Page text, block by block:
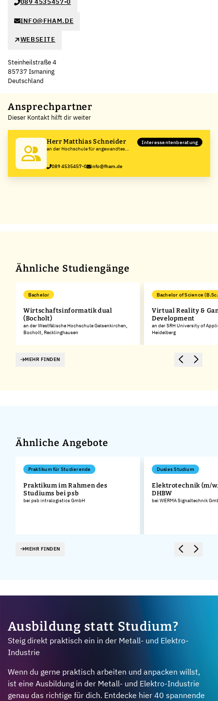
089 4535457-0
INFO@FHAM.DE
WEBSEITE
Steinheilstraße 4
85737 Ismaning
Deutschland
Ansprechpartner
Dieser Kontakt hilft dir weiter
Herr Matthias Schneider
an der Hochschule für angewandtes
Interessentenberatung
089 4535457-0 info@fham.de
Ähnliche Studiengänge
Bachelor
Wirtschaftsinformatik dual
(Bocholt)
an der Westfälische Hochschule Gelsenkirchen,
Bocholt, Recklinghausen
Bachelor of Science
Virtual Reality &
Development
an der SRH University of
Heidelberg
MEHR FINDEN
Ähnliche Angebote
Praktikum für Studierende
Praktikum im Rahmen des
Studiums bei psb
bei psb intralogistics GmbH
Duales Studium
Elektrotechnik (m/
DHBW
bei WERMA Signaltechnik
MEHR FINDEN
Ausbildung statt Studium?
Steig direkt praktisch ein in der Metall- und Elektro-
Industrie
Wenn du gerne praktisch arbeiten und anpacken willst,
ist eine Ausbildung in der Metall- und Elektro-Industrie
genau das richtige für dich. Entdecke hier 40 spannende